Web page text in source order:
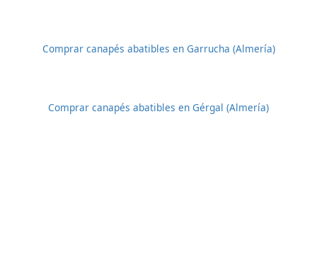
Comprar canapés abatibles en Garrucha (Almería)
Comprar canapés abatibles en Gérgal (Almería)